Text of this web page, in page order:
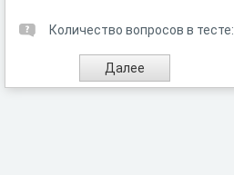
Количество вопросов в тесте: